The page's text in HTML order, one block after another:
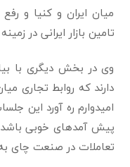
میان ایران و کنیا و
تامین بازار ایرانی در
وی در بخش دیگری با
دارند که روابط تجاری
امیدوارم ره آورد این
پیش آمدهای خوبی
تعاملات در صنعت چای